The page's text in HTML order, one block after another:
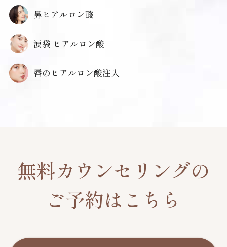
鼻ヒアルロン酸
涙袋 ヒアルロン酸
唇のヒアルロン酸注入
無料カウンセリングの
ご予約はこちら